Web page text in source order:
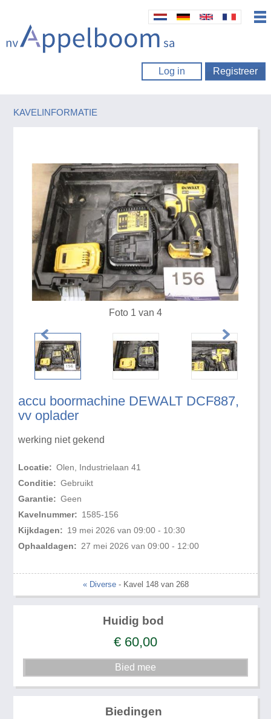
Log in Registreer
KAVELINFORMATIE
accu boormachine DEWALT DCF887,
vv oplader
werking niet gekend
Locatie: Olen, Industrielaan 41
Conditie: Gebruikt
Garantie: Geen
Kavelnummer: 1585-156
Kijkdagen: 19 mei 2026 van 09:00 - 10:30
Ophaaldagen: 27 mei 2026 van 09:00 - 12:00
Foto 1 van 4
« Diverse- Kavel 148 van 268
Huidig bod
€ 60,00
Biedingen